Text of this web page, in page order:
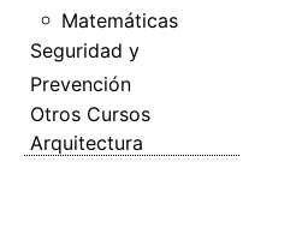
Matemáticas
Seguridad y
Prevención
Otros Cursos
Arquitectura